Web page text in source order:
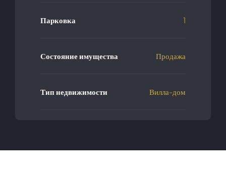
Парковка 1
Состояние имущества Продажа
Тип недвижимости Вилла-дом